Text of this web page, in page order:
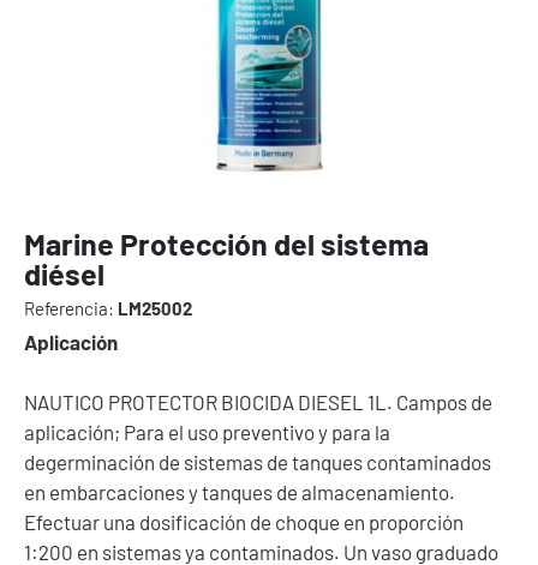
Marine Protec­ción del sistema
diésel
Referencia: LM25002
Aplicación
NAUTICO PROTECTOR BIOCIDA DIESEL 1L. Campos de
aplicación; Para el uso preventivo y para la
degerminación de sistemas de tanques contaminados
en embarcaciones y tanques de almacenamiento.
Efectuar una dosificación de choque en proporción
1:200 en sistemas ya contaminados. Un vaso graduado